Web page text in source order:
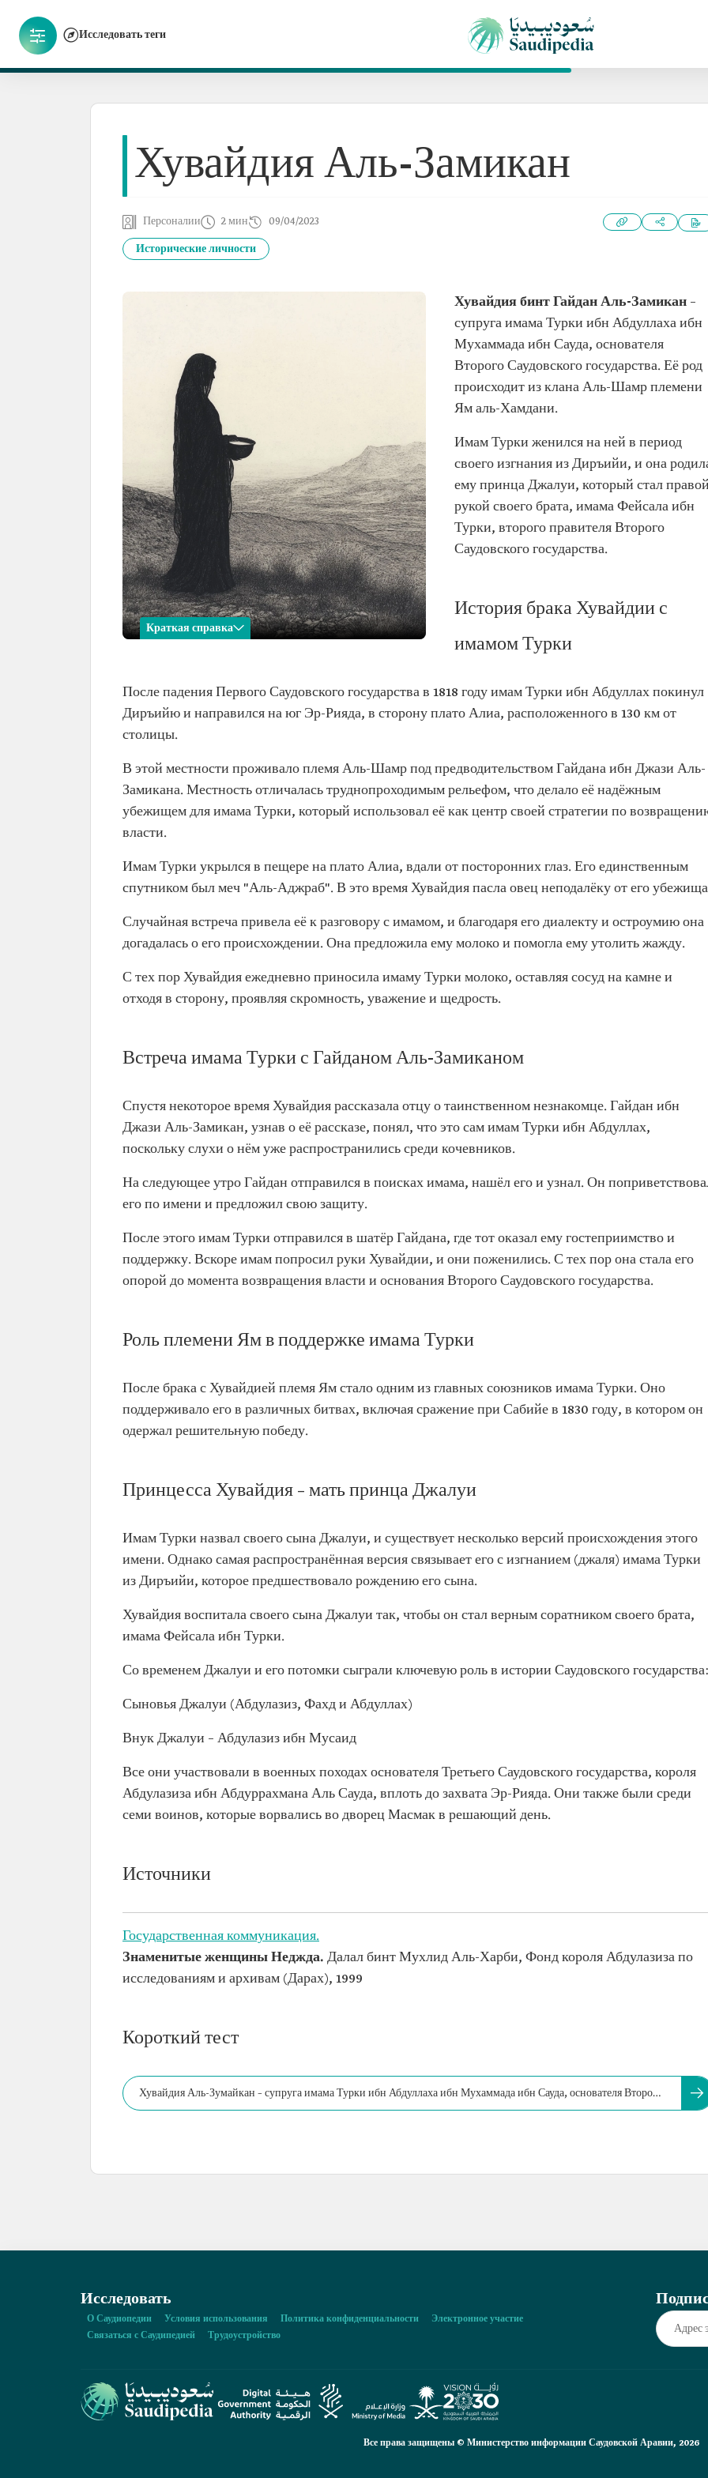
Исследовать теги
Хувайдия Аль-Замикан
Персоналии 2 мин 09/04/2023
Исторические личности
Краткая справка
Имя
Хувайдия Аль-Замикан
Происхождение
Аль-Шамр из племени Ям аль-Хамдани
Статус
Мать принца Джалуи, правой руки
имама Фейсала ибн Турки Аль Сауда
Хувайдия бинт Гайдан Аль-Замикан –
супруга имама Турки ибн Абдуллаха ибн
Мухаммада ибн Сауда, основателя
Второго Саудовского государства. Её род
происходит из клана Аль-Шамр племени
Ям аль-Хамдани.
Имам Турки женился на ней в период
своего изгнания из Диръийи, и она
ему принца Джалуи, который стал
рукой своего брата, имама Фейсала ибн
Турки, второго правителя Второго
Саудовского государства.
История брака Хувайдии с
имамом Турки
После падения Первого Саудовского государства в 1818 году имам Турки ибн Абдуллах покинул
Диръийю и направился на юг Эр-Рияда, в сторону плато Алиа, расположенного в 130 км от
столицы.
В этой местности проживало племя Аль-Шамр под предводительством Гайдана ибн Джази Аль-
Замикана. Местность отличалась труднопроходимым рельефом, что делало её надёжным
убежищем для имама Турки, который использовал её как центр своей стратегии по
власти.
Имам Турки укрылся в пещере на плато Алиа, вдали от посторонних глаз. Его единственным
спутником был меч "Аль-Аджраб". В это время Хувайдия пасла овец неподалёку от его
Случайная встреча привела её к разговору с имамом, и благодаря его диалекту и остроумию она
догадалась о его происхождении. Она предложила ему молоко и помогла ему утолить жажду.
С тех пор Хувайдия ежедневно приносила имаму Турки молоко, оставляя сосуд на камне и
отходя в сторону, проявляя скромность, уважение и щедрость.
Встреча имама Турки с Гайданом Аль-Замиканом
Спустя некоторое время Хувайдия рассказала отцу о таинственном незнакомце. Гайдан ибн
Джази Аль-Замикан, узнав о её рассказе, понял, что это сам имам Турки ибн Абдуллах,
поскольку слухи о нём уже распространились среди кочевников.
На следующее утро Гайдан отправился в поисках имама, нашёл его и узнал. Он
его по имени и предложил свою защиту.
После этого имам Турки отправился в шатёр Гайдана, где тот оказал ему гостеприимство и
поддержку. Вскоре имам попросил руки Хувайдии, и они поженились. С тех пор она стала его
опорой до момента возвращения власти и основания Второго Саудовского государства.
Роль племени Ям в поддержке имама Турки
После брака с Хувайдией племя Ям стало одним из главных союзников имама Турки. Оно
поддерживало его в различных битвах, включая сражение при Сабийе в 1830 году, в котором он
одержал решительную победу.
Принцесса Хувайдия – мать принца Джалуи
Имам Турки назвал своего сына Джалуи, и существует несколько версий происхождения этого
имени. Однако самая распространённая версия связывает его с изгнанием (джаля) имама Турки
из Диръийи, которое предшествовало рождению его сына.
Хувайдия воспитала своего сына Джалуи так, чтобы он стал верным соратником своего брата,
имама Фейсала ибн Турки.
Со временем Джалуи и его потомки сыграли ключевую роль в истории Саудовского государства:
Сыновья Джалуи (Абдулазиз, Фахд и Абдуллах)
Внук Джалуи – Абдулазиз ибн Мусаид
Все они участвовали в военных походах основателя Третьего Саудовского государства, короля
Абдулазиза ибн Абдуррахмана Аль Сауда, вплоть до захвата Эр-Рияда. Они также были среди
семи воинов, которые ворвались во дворец Масмак в решающий день.
Источники
Государственная коммуникация.
Знаменитые женщины Неджда. Далал бинт Мухлид Аль-Харби, Фонд короля Абдулазиза по
исследованиям и архивам (Дарах), 1999
Короткий тест
Хувайдия Аль-Зумайкан – супруга имама Турки ибн Абдуллаха ибн Мухаммада ибн Сауда, основателя Второго
Исследовать
О Саудиопедии Условия использования Политика конфиденциальности
Электронное участие
Связаться с Саудипедией
Трудоустройство
Все права защищены © Министерство информации Саудовской Аравии, 2026